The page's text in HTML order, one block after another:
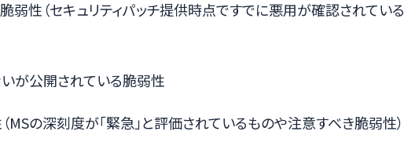
弱性（セキュリティパッチ提供時点ですでに悪用が確認されている
が公開されている脆弱性
MSの深刻度が「緊急」と評価されているものや注意すべき脆弱性）